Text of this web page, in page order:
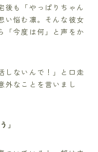
後も「やっぱりちゃん
い悩む凛。そんな彼女
「今度は何」と声をか
しないんで！」と口走
外なことを言いまし
」